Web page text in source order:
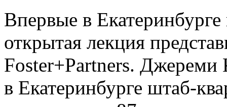
Впервые в
открытая лекция
Foster+Partners. Джереми
в Екатеринбурге штаб-